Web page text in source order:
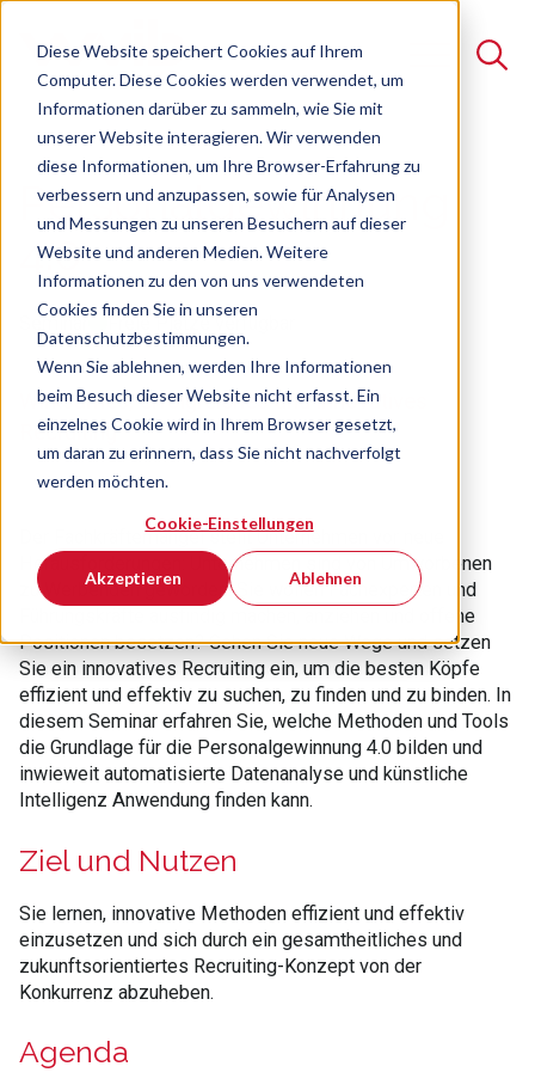
Diese Website speichert Cookies auf Ihrem
Computer. Diese Cookies werden verwendet, um
Informationen darüber zu sammeln, wie Sie mit
unserer Website interagieren. Wir verwenden
diese Informationen, um Ihre Browser-Erfahrung zu
verbessern und anzupassen, sowie für Analysen
und Messungen zu unseren Besuchern auf dieser
Website und anderen Medien. Weitere
Informationen zu den von uns verwendeten
Cookies finden Sie in unseren
Datenschutzbestimmungen.
Wenn Sie ablehnen, werden Ihre Informationen
beim Besuch dieser Website nicht erfasst. Ein
einzelnes Cookie wird in Ihrem Browser gesetzt,
um daran zu erinnern, dass Sie nicht nachverfolgt
werden möchten.
Cookie-Einstellungen
Akzeptieren Ablehnen
Suche
Es gibt keine Vorschläge, da das Suchfeld leer ist.
Personalgewinnung
4.0
Seminar Freie Plätze verfügbar
Wirksames, erfolgreiches und innovatives
Recruiting
Der Fachkräftemangel stellt Unternehmen vor neue
Herausforderungen: Unternehmen sind von Umworbenen
zu Werbenden geworden. Sie wollen Fachexperten und
Führungskräfte ausfindig machen, anziehen und offene
Positionen besetzen? Gehen Sie neue Wege und setzen
Sie ein innovatives Recruiting ein, um die besten Köpfe
effizient und effektiv zu suchen, zu finden und zu binden. In
diesem Seminar erfahren Sie, welche Methoden und Tools
die Grundlage für die Personalgewinnung 4.0 bilden und
inwieweit automatisierte Datenanalyse und künstliche
Intelligenz Anwendung finden kann.
Ziel und Nutzen
Sie lernen, innovative Methoden effizient und effektiv
einzusetzen und sich durch ein gesamtheitliches und
zukunftsorientiertes Recruiting-Konzept von der
Konkurrenz abzuheben.
Agenda